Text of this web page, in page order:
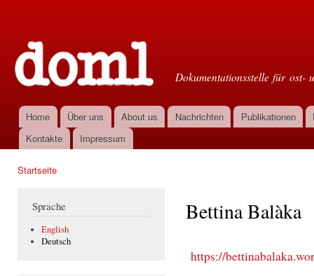
Dokumentationsstelle für ost-
Hauptmenü
Home Über uns About us Nachrichten Publikationen
Kontakte
Impressum
Startseite
Sprache
English
Deutsch
Bettina Balàka
https://